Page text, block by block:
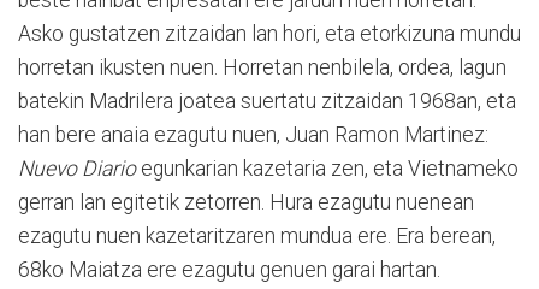
Asko gustatzen zitzaidan lan hori, eta etorkizuna mundu
horretan ikusten nuen. Horretan nenbilela, ordea, lagun
batekin Madrilera joatea suertatu zitzaidan 1968an, eta
han bere anaia ezagutu nuen, Juan Ramon Martinez:
Nuevo Diarioegunkarian kazetaria zen, eta Vietnameko
gerran lan egitetik zetorren. Hura ezagutu nuenean
ezagutu nuen kazetaritzaren mundua ere. Era berean,
68ko Maiatza ere ezagutu genuen garai hartan.